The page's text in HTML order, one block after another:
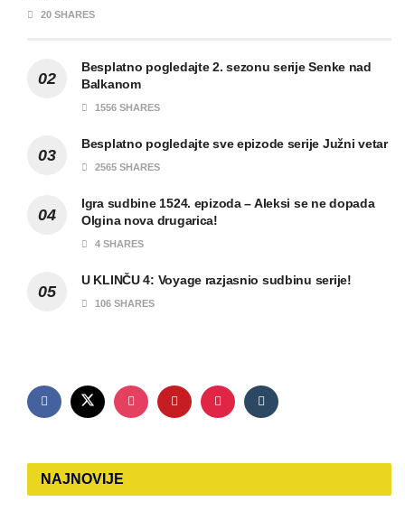
20 SHARES
Besplatno pogledajte 2. sezonu serije Senke nad
Balkanom
1556 SHARES
Besplatno pogledajte sve epizode serije Južni vetar
2565 SHARES
Igra sudbine 1524. epizoda – Aleksi se ne dopada
Olgina nova drugarica!
4 SHARES
U KLINČU 4: Voyage razjasnio sudbinu serije!
106 SHARES
NAJNOVIJE